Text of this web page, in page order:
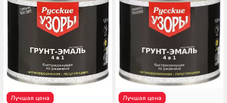
Лучшая цена Лучшая цена